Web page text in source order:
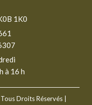
1K0
à 16 h
| Tous Droits Réservés |